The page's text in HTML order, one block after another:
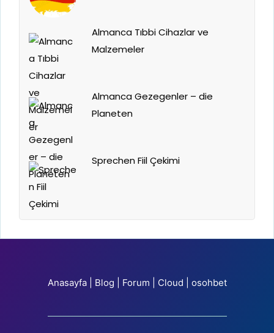
Almanca Tıbbi Cihazlar ve
Malzemeler
Almanca Gezegenler – die
Planeten
Sprechen Fiil Çekimi
Anasayfa| Blog Forum Cloud osohbet